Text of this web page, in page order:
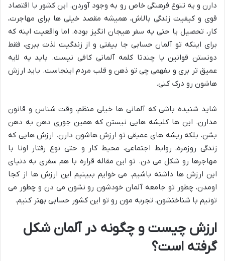
دارن و یه تنوع فرهنگی خاص رو به وجود آوردن. این کشور با اقتصاد
قوی و کیفیت زندگی بالاش، همیشه مقصد خیلی ها برای مهاجرت،
کار، تحصیل یا حتی یه سفر هیجان انگیز بوده. اما واقعیت اینه که
برای اینکه تو آلمان حسابی جا بیفتی و از زندگیت لذت ببری، فقط
دونستن قوانین یا چندتا کلمه آلمانی کافی نیست. باید یه لایه
عمیق تر بری و بفهمی چی تو ذهن و قلب مردم اینجاست. باید ارزش
هاشون رو درک کنی.
شاید شنیده باشی که آلمانی ها خیلی منظم، وقت شناس و قانون
مدارن. این ها کلیشه هایی نیستن که همین جوری دهن به دهن
بشن، بلکه ریشه های عمیقی تو ارزش هاشون دارن. ارزش هایی که
زندگی روزمره، روابط اجتماعی، محیط کار و حتی نوع رفتار اونا با
مهاجرها رو شکل می دن. تو این مقاله قراره با هم سفری به دنیای
این ارزش ها داشته باشیم. می خوایم ببینیم این ارزش ها از کجا
اومدن، چطور تو جامعه آلمان خودشون رو نشون می دن و چطور می
تونیم با شناختشون، تجربه مون رو تو این کشور حسابی بهتر کنیم.
ارزش چیست و چگونه در آلمان شکل
گرفته است؟